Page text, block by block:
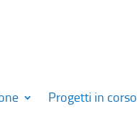
Progetti in corso